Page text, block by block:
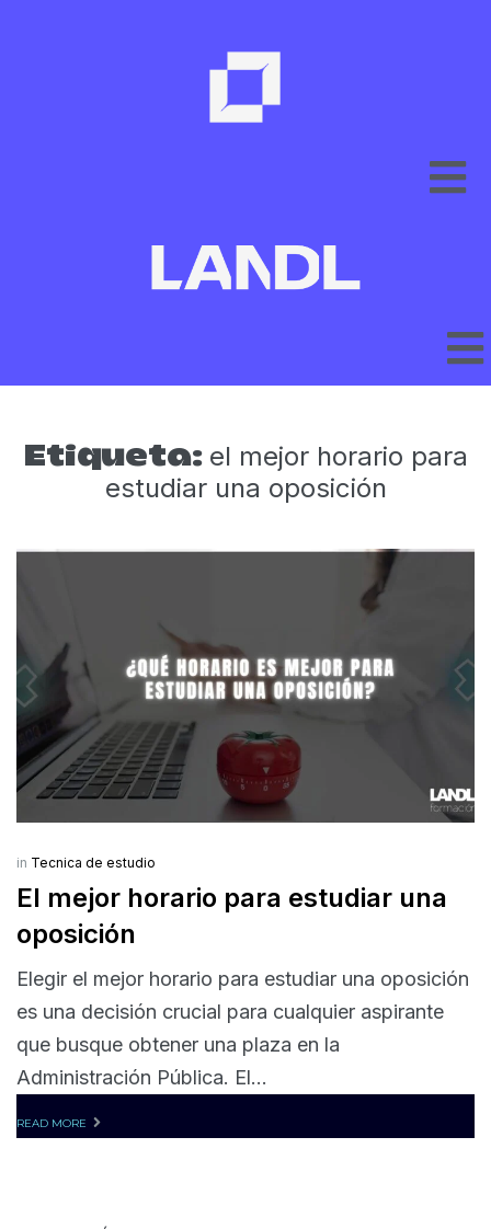
Etiqueta: el mejor horario para
estudiar una oposición
in Tecnica de estudio
El mejor horario para estudiar una
oposición
Elegir el mejor horario para estudiar una oposición
es una decisión crucial para cualquier aspirante
que busque obtener una plaza en la
Administración Pública. El...
READ MORE